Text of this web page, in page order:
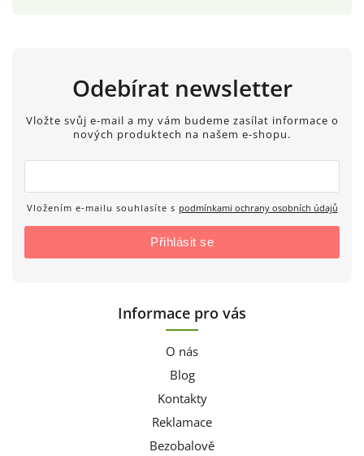
Odebírat newsletter
Vložte svůj e-mail a my vám budeme zasílat informace o
nových produktech na našem e-shopu.
Vložením e-mailu souhlasíte s podmínkami ochrany osobních údajů
Přihlásit se
Informace pro vás
O nás
Blog
Kontakty
Reklamace
Bezobalově